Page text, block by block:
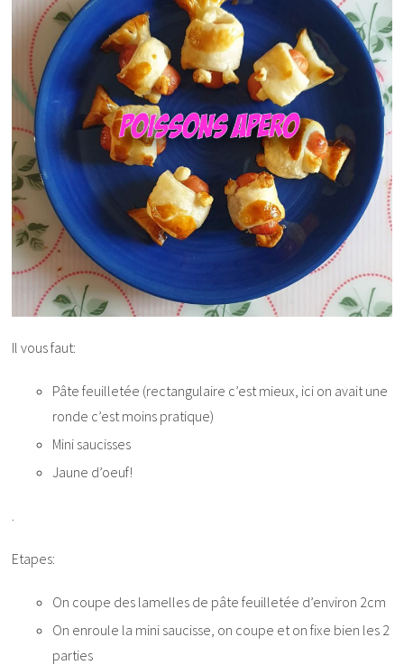
Il vous faut:
Pâte feuilletée (rectangulaire c’est mieux, ici on avait une
ronde c’est moins pratique)
Mini saucisses
Jaune d’oeuf!
Etapes:
On coupe des lamelles de pâte feuilletée d’environ 2cm
On enroule la mini saucisse, on coupe et on fixe bien les 2
parties